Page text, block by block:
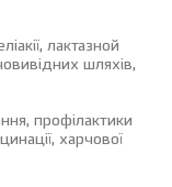
лактазной
шляхів,
профілактики
харчової